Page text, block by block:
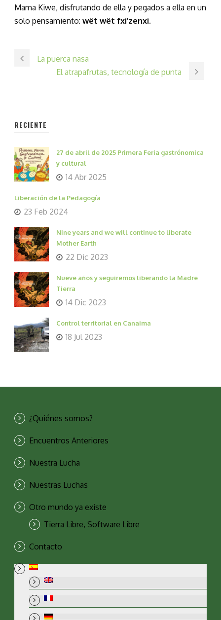
Mama Kiwe, disfrutando de ella y pegados a ella en un
solo pensamiento: wët wët fxi’zenxi.
La puerca nasa
El atrapafrutas, tecnología de punta
RECIENTE
27 de abril de 2025 Primera Feria gastrónomica
y cultural
14 Abr 2025
Liberación de la Pedagogía
23 Feb 2024
Nine years and we will continue to liberate
Mother Earth
22 Dic 2023
Nueve años y seguiremos liberando la Madre
Tierra
14 Dic 2023
Control territorial en Canaima
18 Jul 2023
¿Quiénes somos?
Encuentros Anteriores
Nuestra Lucha
Nuestras Luchas
Otro mundo ya existe
Tierra Libre, Software Libre
Contacto